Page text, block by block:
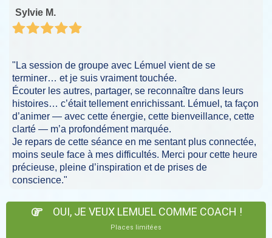
Sylvie M.
"La session de groupe avec Lémuel vient de se
terminer… et je suis vraiment touchée.
Écouter les autres, partager, se reconnaître dans leurs
histoires… c’était tellement enrichissant. Lémuel, ta façon
d’animer — avec cette énergie, cette bienveillance, cette
clarté — m’a profondément marquée.
Je repars de cette séance en me sentant plus connectée,
moins seule face à mes difficultés. Merci pour cette heure
précieuse, pleine d’inspiration et de prises de
conscience."
OUI, JE VEUX LEMUEL COMME COACH !
Places limitées